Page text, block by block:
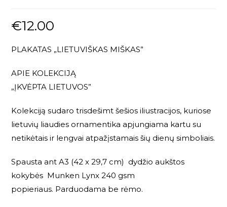
€12.00
PLAKATAS „LIETUVIŠKAS MIŠKAS”
APIE KOLEKCIJĄ
„ĮKVĖPTA LIETUVOS”
Kolekciją sudaro trisdešimt šešios iliustracijos, kuriose
lietuvių liaudies ornamentika apjungiama kartu su
netikėtais ir lengvai atpažįstamais šių dienų simboliais.
Spausta ant A3 (42 x 29,7 cm) dydžio aukštos
kokybės Munken Lynx 240 gsm
popieriaus. Parduodama be rėmo.